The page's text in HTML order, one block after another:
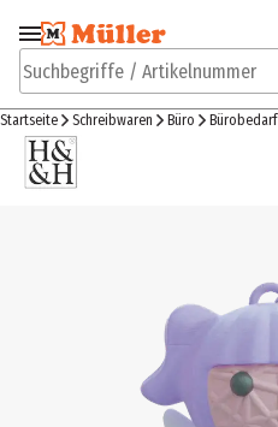
Zur Navigation
springen
Suchbegriffe / Artikelnummer
Startseite Schreibwaren Büro Bürobedarf